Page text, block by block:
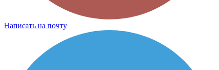
Написать на почту